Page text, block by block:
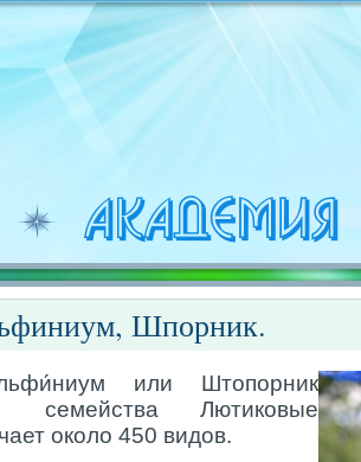
Шпорник.
или Штопорник
Лютиковые
около 450 видов.